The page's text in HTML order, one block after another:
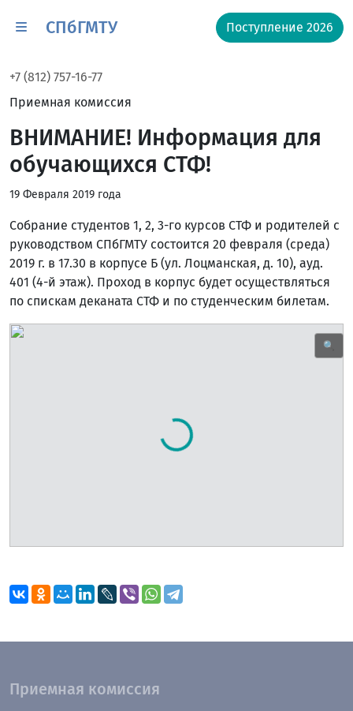
СПбГМТУ Поступление 2026
+7 (812) 757-16-77
Приемная комиссия
ВНИМАНИЕ! Информация для
обучающихся СТФ!
19 Февраля 2019 года
Собрание студентов 1, 2, 3-го курсов СТФ и родителей с
руководством СПбГМТУ состоится 20 февраля (среда)
2019 г. в 17.30 в корпусе Б (ул. Лоцманская, д. 10), ауд.
401 (4-й этаж). Проход в корпус будет осуществляться
по спискам деканата СТФ и по студенческим билетам.
🔍
Приемная комиссия